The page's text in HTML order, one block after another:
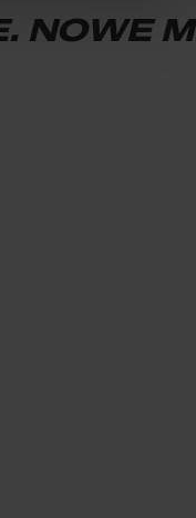
NOWE